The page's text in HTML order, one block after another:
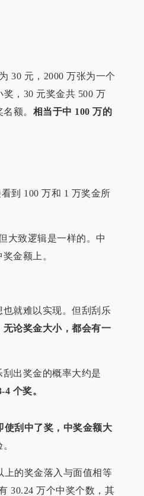
30 元，2000 万张为一个
，30 元奖金共 500 万
额。 相当于中 100 万的
到 100 万和 1 万奖金所
大致逻辑是一样的。中
金额上。
就难以实现。但刮刮乐
无论奖金大小，都会有一
出奖金的概率大约是
个奖。
使刮中了奖，中奖金额大
上的奖金落入与面值相等
30.24 万个中奖个数，其